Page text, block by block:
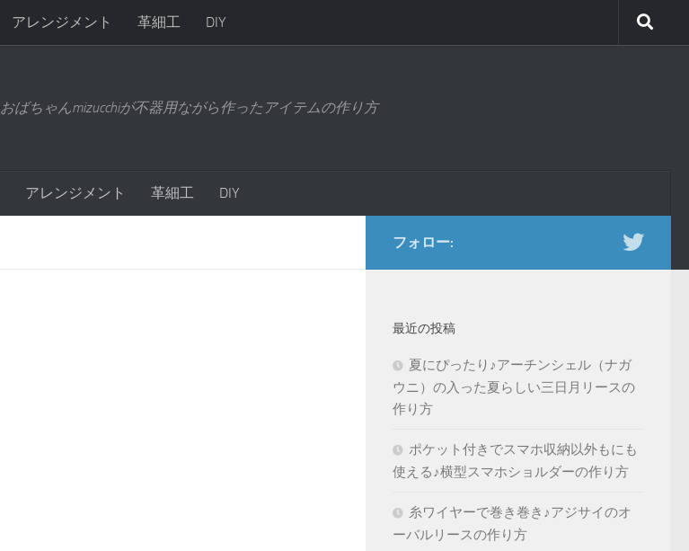
アレンジメント 革細工 DIY
おばちゃんmizucchiが不器用ながら作ったアイテムの作り方
アレンジメント 革細工 DIY
フォロー:
最近の投稿
夏にぴったり♪アーチンシェル（ナガ
ウニ）の入った夏らしい三日月リースの
作り方
ポケット付きでスマホ収納以外もにも
使える♪横型スマホショルダーの作り方
糸ワイヤーで巻き巻き♪アジサイのオ
ーバルリースの作り方